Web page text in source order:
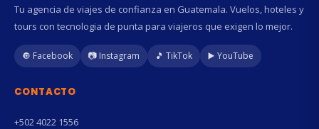
Tu agencia de viajes de confianza en Guatemala. Vuelos, hoteles y
tours con tecnologia de punta para viajeros que exigen lo mejor.
🔘 Facebook 📷 Instagram 🎵 TikTok ▶️ YouTube
CONTACTO
+502 4022 1556